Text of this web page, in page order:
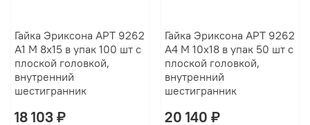
Гайка Эриксона АРТ 9262
А1 M 8х15 в упак 100 шт с
плоской головкой,
внутренний
шестигранник
18 103 ₽
Гайка Эриксона АРТ 9262
А4 M 10х18 в упак 50 шт с
плоской головкой,
внутренний
шестигранник
20 140 ₽